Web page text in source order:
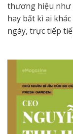
thương hiệu như
hay bất kì ai
ngày, trực tiếp